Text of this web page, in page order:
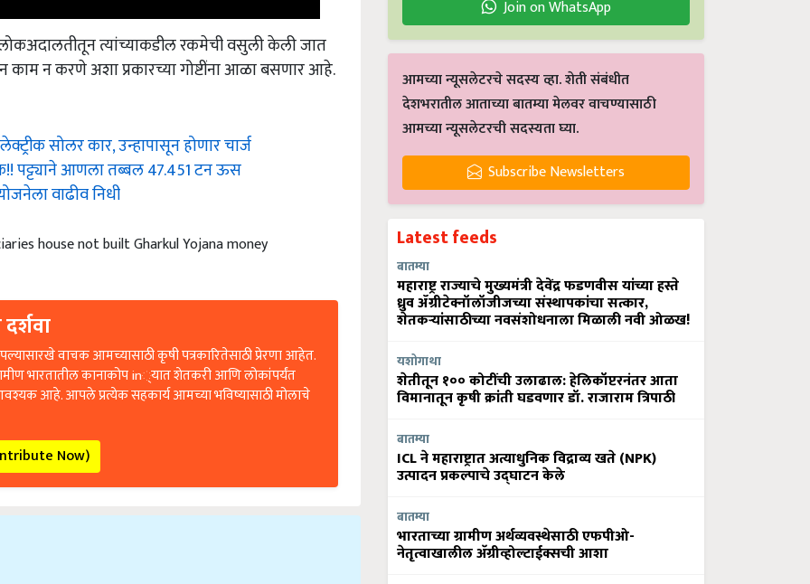
लोकअदालतीतून त्यांच्याकडील रकमेची वसुली केली जात
न करणे अशा प्रकारच्या गोष्टींना आळा बसणार आहे.
सोलर कार, उन्हापासून होणार चार्ज
पट्ट्याने आणला तब्बल 47.451 टन ऊस
वाढीव निधी
house not built Gharkul Yojana money
वाचक आमच्यासाठी कृषी पत्रकारितेसाठी प्रेरणा आहेत.
भारतातील कानाकोप in्यात शेतकरी आणि लोकांपर्यंत
आहे. आपले प्रत्येक सहकार्य आमच्या भविष्यासाठी मोलाचे
Now)
Join on WhatsApp
आमच्या न्यूसलेटरचे सदस्य व्हा. शेती संबंधीत
देशभरातील आताच्या बातम्या मेलवर वाचण्यासाठी
आमच्या न्यूसलेटरची सदस्यता घ्या.
Subscribe Newsletters
Latest feeds
बातम्या
महाराष्ट्र राज्याचे मुख्यमंत्री देवेंद्र फडणवीस यांच्या हस्ते
ध्रुव ॲग्रीटेक्नॉलॉजीजच्या संस्थापकांचा सत्कार,
शेतकऱ्यांसाठीच्या नवसंशोधनाला मिळाली नवी ओळख!
यशोगाथा
शेतीतून १०० कोटींची उलाढाल: हेलिकॉप्टरनंतर आता
विमानातून कृषी क्रांती घडवणार डॉ. राजाराम त्रिपाठी
बातम्या
ICL ने महाराष्ट्रात अत्याधुनिक विद्राव्य खते (NPK)
उत्पादन प्रकल्पाचे उद्घाटन केले
बातम्या
भारताच्या ग्रामीण अर्थव्यवस्थेसाठी एफपीओ-
नेतृत्वाखालील अ‍ॅग्रीव्होल्टाईक्सची आशा